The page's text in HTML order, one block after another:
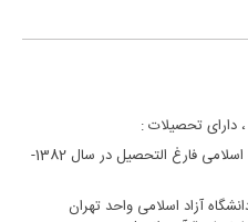
کارشناسی علوم قرآن از دانشگاه مذاهب اسلامی فارغ التحصیل در سال 1382-
آزاد اسلامی واحد تهران